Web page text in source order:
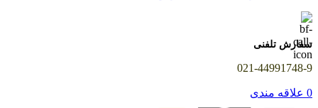
سفارش تلفنی
021-44991748-9
0 علاقه مندی